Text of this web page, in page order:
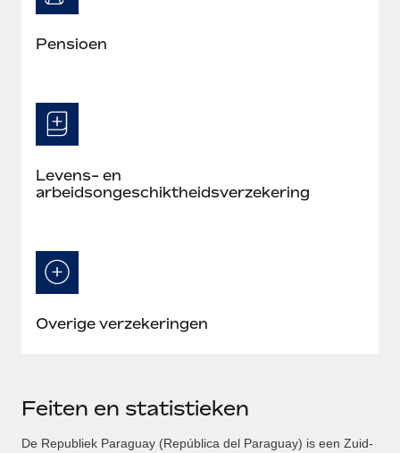
Pensioen
Levens- en
arbeidsongeschiktheidsverzekering
Overige verzekeringen
Feiten en statistieken
De Republiek Paraguay (República del Paraguay) is een Zuid-